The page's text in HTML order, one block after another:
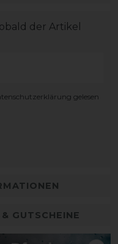
der Artikel
gelesen
GUTSCHEINE